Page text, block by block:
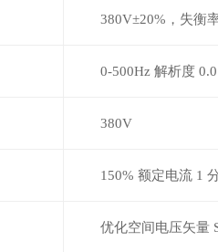
380V±20%，失衡
0-500Hz 解析度
380V
150% 额定电流 1
优化空间电压矢量